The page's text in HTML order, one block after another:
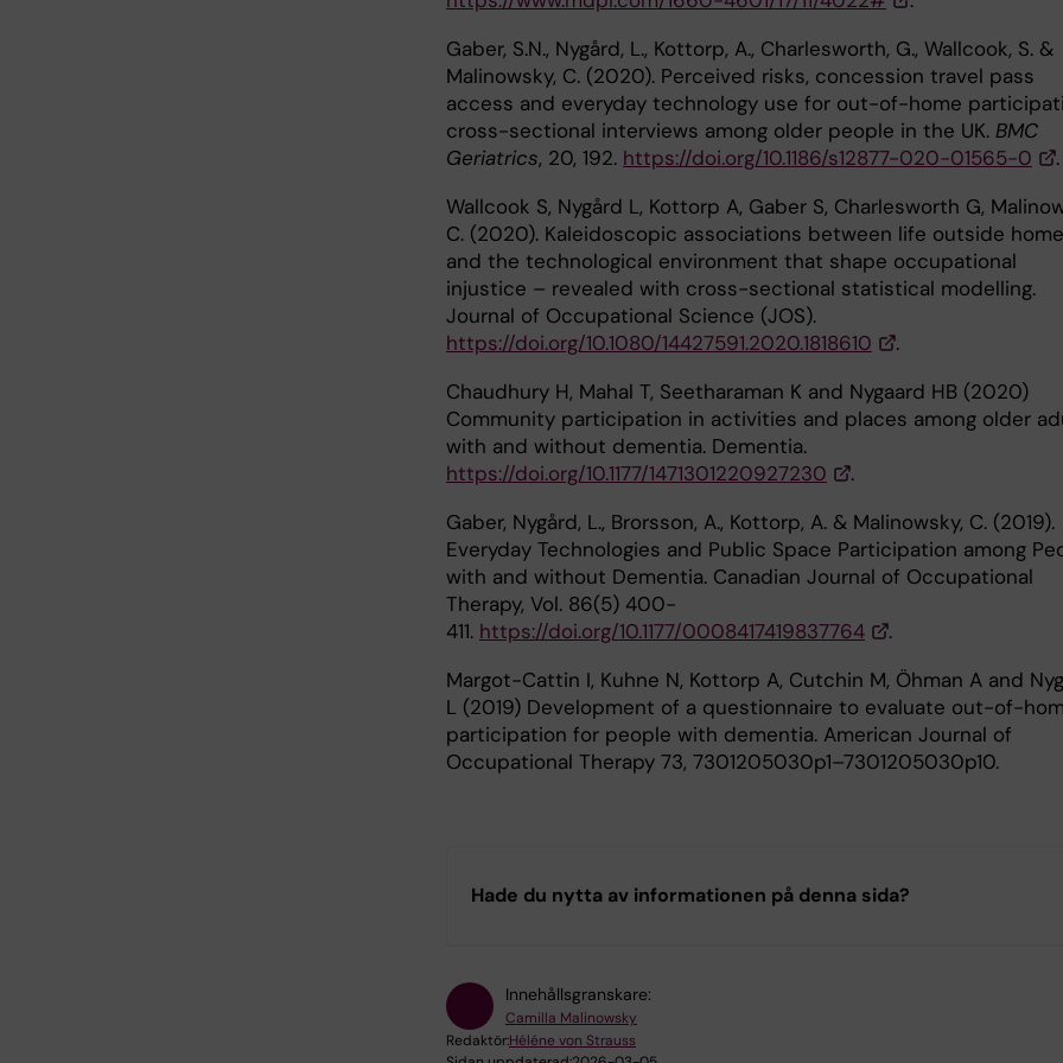
Gaber, S.N., Nygård, L., Kottorp, A., Charlesworth, G., Wallcook, S. &
Malinowsky, C. (2020). Perceived risks, concession travel pass
access and everyday technology use for out-of-home
cross-sectional interviews among older people in the UK. BMC
Geriatrics, 20, 192. https://doi.org/10.1186/s12877-020-01565-0
.
Wallcook S, Nygård L, Kottorp A, Gaber S, Charlesworth G,
C. (2020). Kaleidoscopic associations between life outside home
and the technological environment that shape occupational
injustice – revealed with cross-sectional statistical modelling.
Journal of Occupational Science (JOS).
https://doi.org/10.1080/14427591.2020.1818610
.
Chaudhury H, Mahal T, Seetharaman K and Nygaard HB (2020)
Community participation in activities and places among older
with and without dementia. Dementia.
https://doi.org/10.1177/1471301220927230
.
Gaber, Nygård, L., Brorsson, A., Kottorp, A. & Malinowsky, C. (2019).
Everyday Technologies and Public Space Participation among
with and without Dementia. Canadian Journal of Occupational
Therapy, Vol. 86(5) 400-
411. https://doi.org/10.1177/0008417419837764
.
Margot-Cattin I, Kuhne N, Kottorp A, Cutchin M, Öhman A and
L (2019) Development of a questionnaire to evaluate out-of-
participation for people with dementia. American Journal of
Occupational Therapy 73, 7301205030p1–7301205030p10.
Hade du nytta av informationen på denna sida?
Innehållsgranskare:
Camilla Malinowsky
Redaktör:Héléne von Strauss